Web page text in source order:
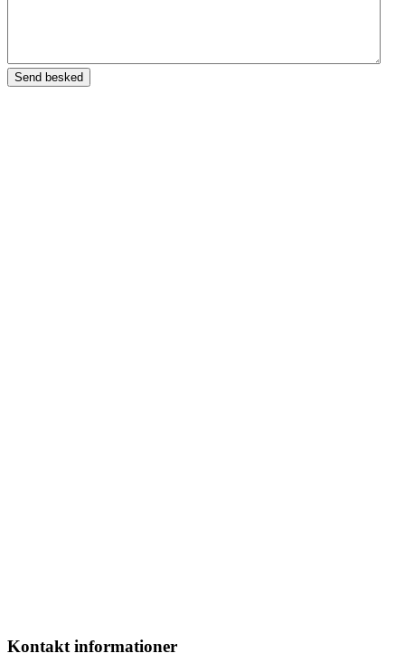
Kontakt informationer